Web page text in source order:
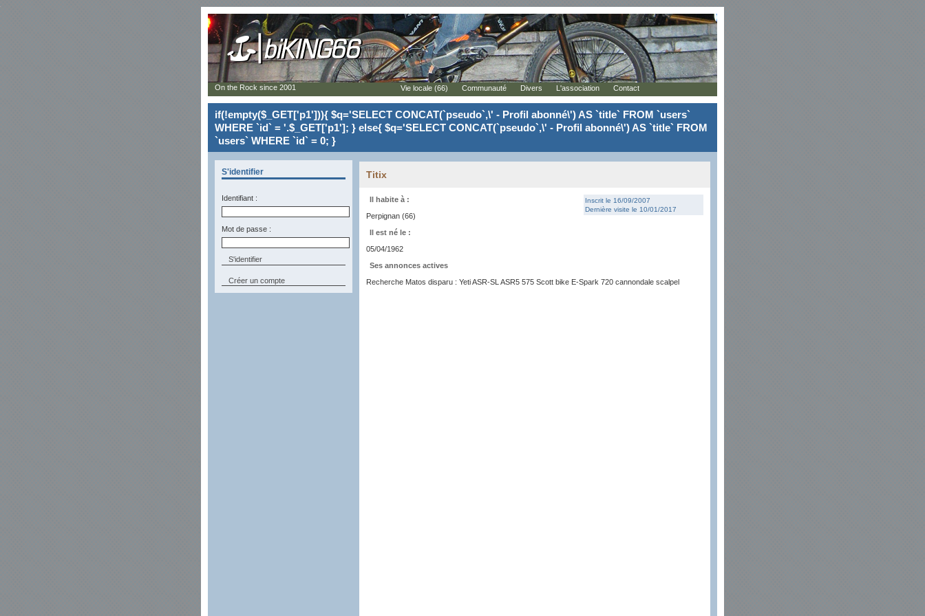
if(!empty($_GET['p1'])){ $q='SELECT CONCAT(`pseudo`,\' - Profil abonné\') AS `title` FROM `users`
WHERE `id` = '.$_GET['p1']; } else{ $q='SELECT CONCAT(`pseudo`,\' - Profil abonné\') AS `title` FROM
`users` WHERE `id` = 0; }
S'identifier
Identifiant :
Mot de passe :
Créer un compte
Titix
Inscrit le 16/09/2007
Dernière visite le 10/01/2017
Il habite à :
Perpignan (66)
Il est né le :
05/04/1962
Ses annonces actives
Recherche Matos disparu : Yeti ASR-SL ASR5 575 Scott bike E-Spark 720 cannondale scalpel
On the Rock since 2001 Vie locale (66) Communauté Divers L'association Contact